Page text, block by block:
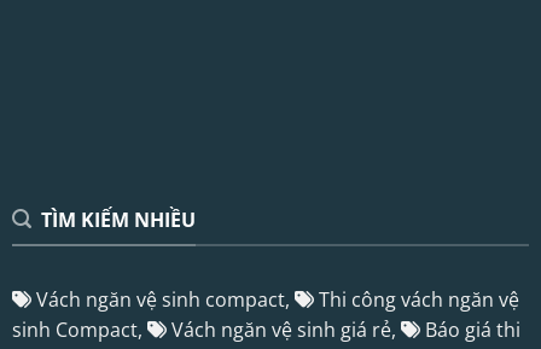
TÌM KIẾM NHIỀU
Vách ngăn vệ sinh compact,
Thi công vách ngăn vệ
sinh Compact,
Vách ngăn vệ sinh giá rẻ,
Báo giá thi